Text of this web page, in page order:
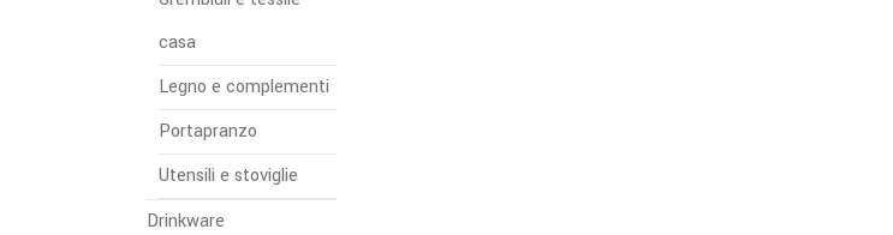
casa
Legno e complementi
Portapranzo
Utensili e stoviglie
Drinkware